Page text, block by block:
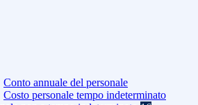
Conto annuale del personale
Costo personale tempo indeterminato